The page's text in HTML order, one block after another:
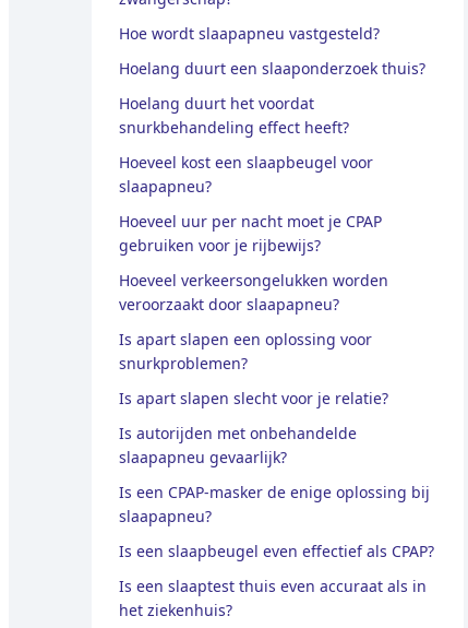
Hoe wordt slaapapneu vastgesteld?
Hoelang duurt een slaaponderzoek thuis?
Hoelang duurt het voordat
snurkbehandeling effect heeft?
Hoeveel kost een slaapbeugel voor
slaapapneu?
Hoeveel uur per nacht moet je CPAP
gebruiken voor je rijbewijs?
Hoeveel verkeersongelukken worden
veroorzaakt door slaapapneu?
Is apart slapen een oplossing voor
snurkproblemen?
Is apart slapen slecht voor je relatie?
Is autorijden met onbehandelde
slaapapneu gevaarlijk?
Is een CPAP-masker de enige oplossing bij
slaapapneu?
Is een slaapbeugel even effectief als CPAP?
Is een slaaptest thuis even accuraat als in
het ziekenhuis?